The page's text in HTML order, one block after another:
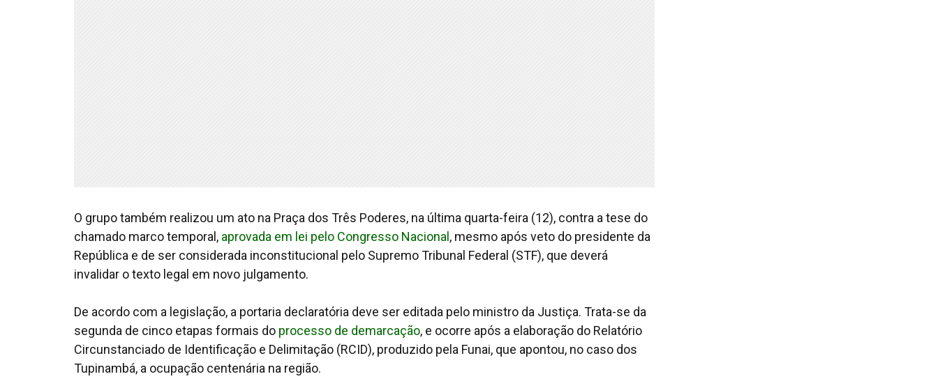
O grupo também realizou um ato na Praça dos Três Poderes, na última quarta-feira (12), contra a tese do
chamado marco temporal, aprovada em lei pelo Congresso Nacional , mesmo após veto do presidente da
República e de ser considerada inconstitucional pelo Supremo Tribunal Federal (STF), que deverá
invalidar o texto legal em novo julgamento.
De acordo com a legislação, a portaria declaratória deve ser editada pelo ministro da Justiça. Trata-se da
segunda de cinco etapas formais do processo de demarcação, e ocorre após a elaboração do Relatório
Circunstanciado de Identificação e Delimitação (RCID), produzido pela Funai, que apontou, no caso dos
Tupinambá, a ocupação centenária na região.